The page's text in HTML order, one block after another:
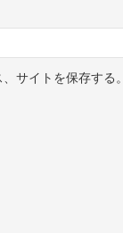
サイトを保存する。